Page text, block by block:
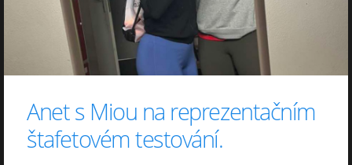
Anet s Miou na reprezentačním
štafetovém testování.